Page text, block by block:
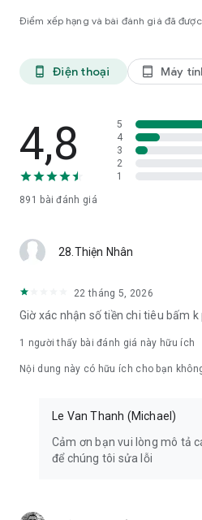
Điểm xếp hạng và bài đánh giá đã
phone_android Điện thoại tablet_android Máy
4,8
891 bài đánh giá
5
4
3
2
1
28.Thiện Nhân
22 tháng 5, 2026
Giờ xác nhận số tiền chi tiêu bấm
1 người thấy bài đánh giá này hữu ích
Nội dung này có hữu ích cho bạn
Le Van Thanh (Michael)
Cảm ơn bạn vui lòng mô tả
để chúng tôi sửa lỗi